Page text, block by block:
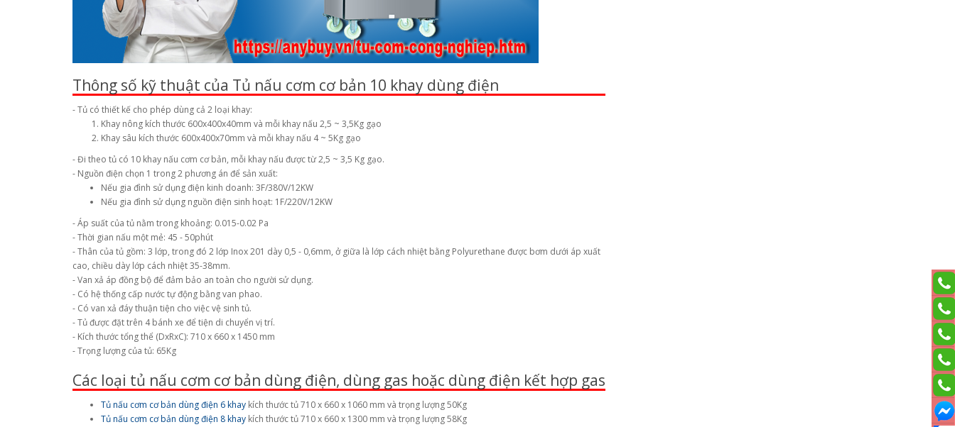
Thông số kỹ thuật của Tủ nấu cơm cơ bản 10 khay dùng điện
- Tủ có thiết kế cho phép dùng cả 2 loại khay:
Khay nông kích thước 600x400x40mm và mỗi khay nấu 2,5 ~ 3,5Kg gạo
Khay sâu kích thước 600x400x70mm và mỗi khay nấu 4 ~ 5Kg gạo
- Đi theo tủ có 10 khay nấu cơm cơ bản, mỗi khay nấu được từ 2,5 ~ 3,5 Kg gạo.
- Nguồn điện chọn 1 trong 2 phương án để sản xuất:
Nếu gia đình sử dụng điện kinh doanh: 3F/380V/12KW
Nếu gia đình sử dụng nguồn điện sinh hoạt: 1F/220V/12KW
- Áp suất của tủ nằm trong khoảng: 0.015-0.02 Pa
- Thời gian nấu một mẻ: 45 - 50phút
- Thân của tủ gồm: 3 lớp, trong đó 2 lớp Inox 201 dày 0,5 - 0,6mm, ở giữa là lớp cách nhiệt bằng Polyurethane được bơm dưới áp xuất
cao, chiều dày lớp cách nhiệt 35-38mm.
- Van xả áp đồng bộ để đảm bảo an toàn cho người sử dụng.
- Có hệ thống cấp nước tự động bằng van phao.
- Có van xả đáy thuận tiện cho việc vệ sinh tủ.
- Tủ được đặt trên 4 bánh xe để tiện di chuyển vị trí.
- Kích thước tổng thể (DxRxC): 710 x 660 x 1450 mm
- Trọng lượng của tủ: 65Kg
Các loại tủ nấu cơm cơ bản dùng điện, dùng gas hoặc dùng điện kết hợp gas
Tủ nấu cơm cơ bản dùng điện 6 khay kích thước tủ 710 x 660 x 1060 mm và trọng lượng 50Kg
Tủ nấu cơm cơ bản dùng điện 8 khay kích thước tủ 710 x 660 x 1300 mm và trọng lượng 58Kg